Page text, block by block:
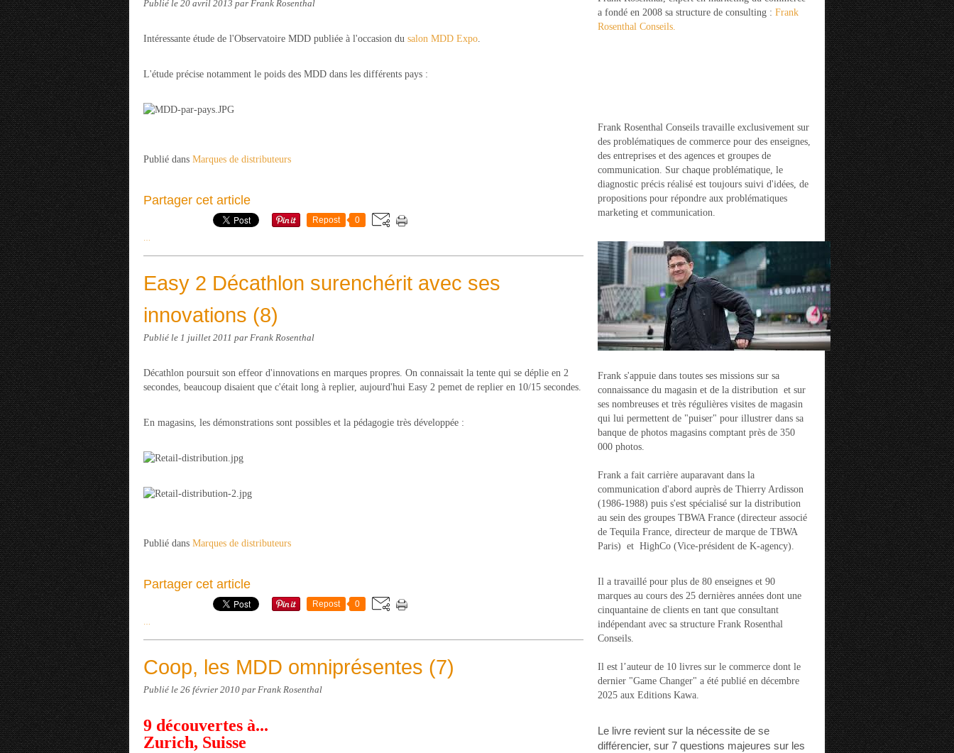
Publié le 20 avril 2013 par Frank Rosenthal
Intéressante étude de l'Observatoire MDD publiée à l'occasion du salon MDD Expo.
L'étude précise notamment le poids des MDD dans les différents pays :
Publié dans Marques de distributeurs
Partager cet article
Repost 0
Easy 2 Décathlon surenchérit avec ses
innovations (8)
Publié le 1 juillet 2011 par Frank Rosenthal
Décathlon poursuit son effeor d'innovations en marques propres. On connaissait la tente qui se déplie en 2
secondes, beaucoup disaient que c'était long à replier, aujourd'hui Easy 2 pemet de replier en 10/15 secondes.
En magasins, les démonstrations sont possibles et la pédagogie très développée :
Publié dans Marques de distributeurs
Partager cet article
Repost 0
Coop, les MDD omniprésentes (7)
Publié le 26 février 2010 par Frank Rosenthal
9 découvertes à...
Zurich, Suisse
a fondé en 2008 sa structure de consulting : Frank
Rosenthal Conseils.
Frank Rosenthal Conseils travaille exclusivement sur
des problématiques de commerce pour des enseignes,
des entreprises et des agences et groupes de
communication. Sur chaque problématique, le
diagnostic précis réalisé est toujours suivi d'idées, de
propositions pour répondre aux problématiques
marketing et communication.
Frank s'appuie dans toutes ses missions sur sa
connaissance du magasin et de la distribution et sur
ses nombreuses et très régulières visites de magasin
qui lui permettent de "puiser" pour illustrer dans sa
banque de photos magasins comptant près de 350
000 photos.
Frank a fait carrière auparavant dans la
communication d'abord auprès de Thierry Ardisson
(1986-1988) puis s'est spécialisé sur la distribution
au sein des groupes TBWA France (directeur associé
de Tequila France, directeur de marque de TBWA
Paris) et HighCo (Vice-président de K-agency).
Il a travaillé pour plus de 80 enseignes et 90
marques au cours des 25 dernières années dont une
cinquantaine de clients en tant que consultant
indépendant avec sa structure Frank Rosenthal
Conseils.
Il est l’auteur de 10 livres sur le commerce dont le
dernier "Game Changer" a été publié en décembre
2025 aux Editions Kawa.
Le livre revient sur la nécessite de se
différencier, sur 7 questions majeures sur les